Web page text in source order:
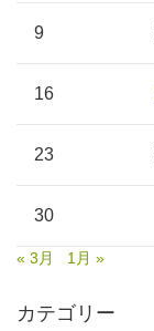
9
16
23
30
« 3月 1月 »
カテゴリー